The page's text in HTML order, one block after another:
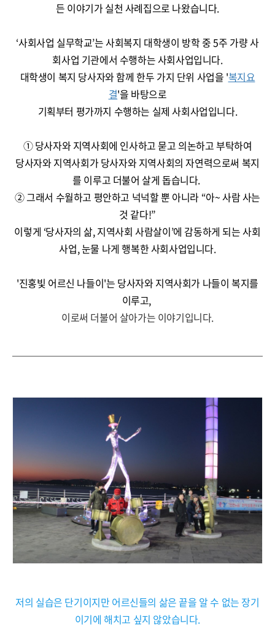
든 이야기가 실천 사례집으로 나왔습니다.
‘사회사업 실무학교’는 사회복지 대학생이 방학 중 5주 가량 사
회사업 기관에서 수행하는 사회사업입니다.
대학생이 복지 당사자와 함께 한두 가지 단위 사업을 '복지요
결'을 바탕으로
기획부터 평가까지 수행하는 실제 사회사업입니다.
① 당사자와 지역사회에 인사하고 묻고 의논하고 부탁하여
당사자와 지역사회가 당사자와 지역사회의 자연력으로써 복지
를 이루고 더불어 살게 돕습니다.
② 그래서 수월하고 평안하고 넉넉할 뿐 아니라 “아~ 사람 사는
것 같다!”
이렇게 ‘당사자의 삶, 지역사회 사람살이’에 감동하게 되는 사회
사업, 눈물 나게 행복한 사회사업입니다.
'진홍빛 어르신 나들이'는 당사자와 지역사회가 나들이 복지를
이루고,
이로써 더불어 살아가는 이야기입니다.
저의 실습은 단기이지만 어르신들의 삶은 끝을 알 수 없는 장기
이기에 해치고 싶지 않았습니다.